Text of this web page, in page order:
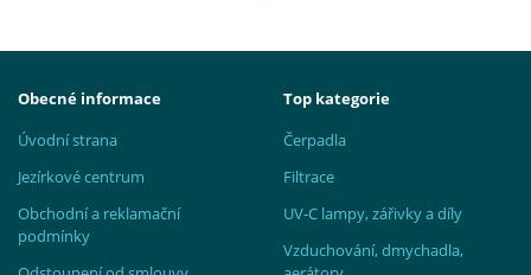
Obecné informace
Úvodní strana
Jezírkové centrum
Obchodní a reklamační
podmínky
Top kategorie
Čerpadla
Filtrace
UV-C lampy, zářivky a díly
Vzduchování, dmychadla,